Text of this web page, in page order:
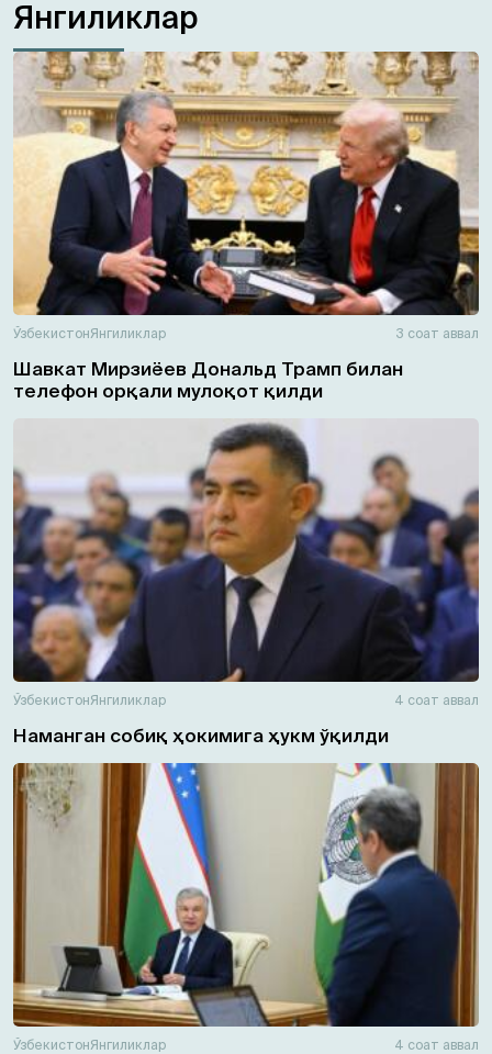
Янгиликлар
ЎзбекистонЯнгиликлар 3 соат аввал
Шавкат Мирзиёев Дональд Трамп билан
телефон орқали мулоқот қилди
ЎзбекистонЯнгиликлар 4 соат аввал
Наманган собиқ ҳокимига ҳукм ўқилди
ЎзбекистонЯнгиликлар 4 соат аввал